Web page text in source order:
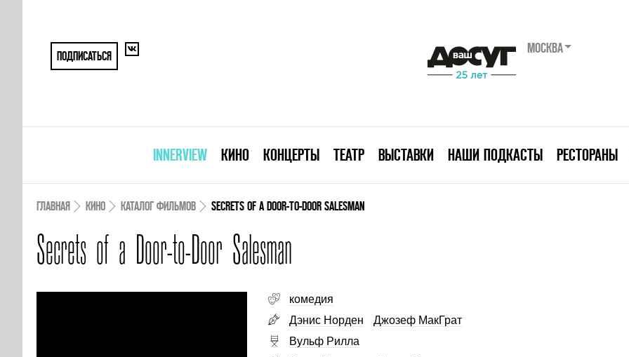
ПОДПИСАТЬСЯ
МОСКВА
INNERVIEW КИНО КОНЦЕРТЫ ТЕАТР ВЫСТАВКИ НАШИ ПОДКАСТЫ РЕСТОРАНЫ
ГЛАВНАЯ КИНО КАТАЛОГ ФИЛЬМОВ SECRETS OF A DOOR-TO-DOOR SALESMAN
Secrets of a Door-to-Door Salesman
комедия
Дэнис Норден
Джозеф МакГрат
Вульф Рилла